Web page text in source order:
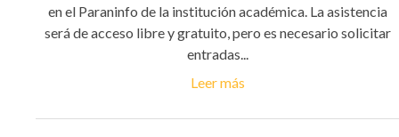
en el Paraninfo de la institución académica. La asistencia
será de acceso libre y gratuito, pero es necesario solicitar
entradas...
Leer más